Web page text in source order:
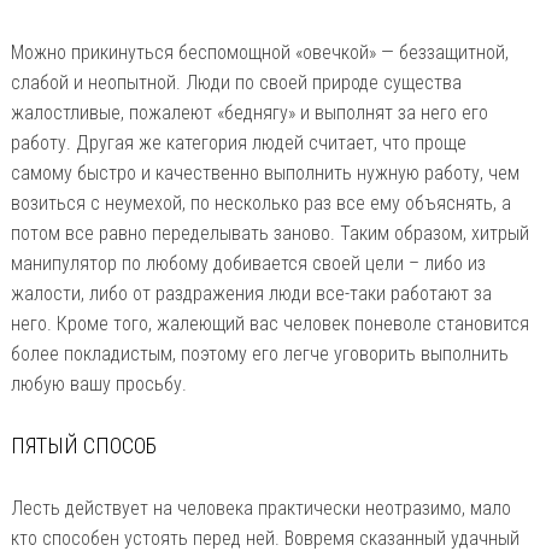
Можно прикинуться беспомощной «овечкой» — беззащитной,
слабой и неопытной. Люди по своей природе существа
жалостливые, пожалеют «беднягу» и выполнят за него его
работу. Другая же категория людей считает, что проще
самому быстро и качественно выполнить нужную работу, чем
возиться с неумехой, по несколько раз все ему объяснять, а
потом все равно переделывать заново. Таким образом, хитрый
манипулятор по любому добивается своей цели – либо из
жалости, либо от раздражения люди все-таки работают за
него. Кроме того, жалеющий вас человек поневоле становится
более покладистым, поэтому его легче уговорить выполнить
любую вашу просьбу.
ПЯТЫЙ СПОСОБ
Лесть действует на человека практически неотразимо, мало
кто способен устоять перед ней. Вовремя сказанный удачный